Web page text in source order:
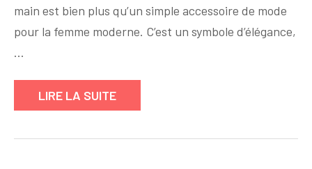
:
Symbole
de
Raffinement
main est bien plus qu’un simple accessoire de mode
pour la femme moderne. C’est un symbole d’élégance,
…
LIRE LA SUITE